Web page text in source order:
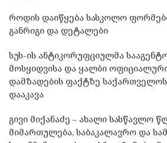
როდის დაიწყება სასკოლო
განრიგი და დეტალები
სუს-ის ანტიკორუფციულმა
მოსყიდვისა და ყალბი
დამზადების ფაქტზე
დააკავა
გივი მიქანაძე – ახალი სასწავლო
მიმართულება, საბაკალავრო და